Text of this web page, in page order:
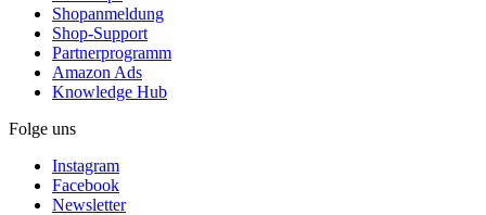
Shopanmeldung
Shop-Support
Partnerprogramm
Amazon Ads
Knowledge Hub
Folge uns
Instagram
Facebook
Newsletter